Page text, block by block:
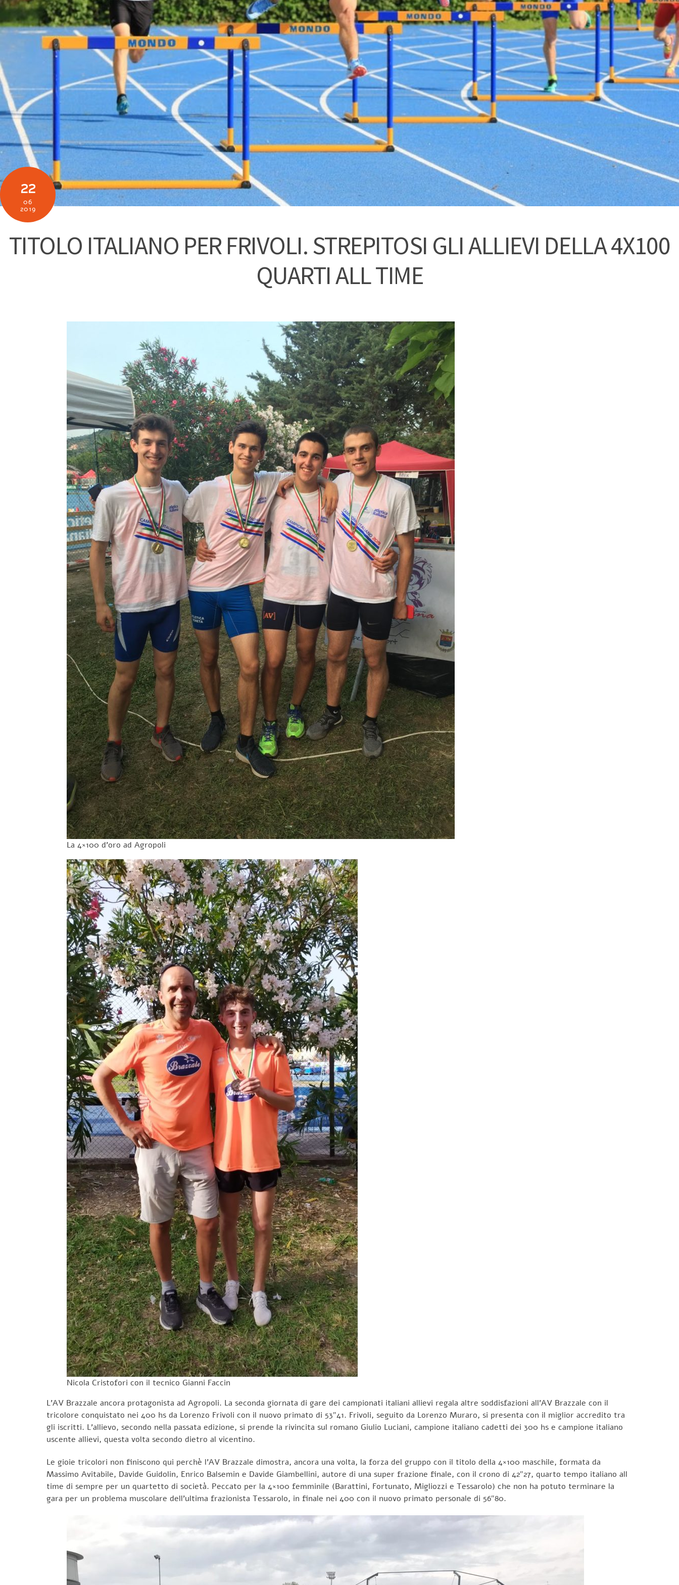
22
06
2019
TITOLO ITALIANO PER FRIVOLI. STREPITOSI GLI ALLIEVI DELLA 4X100
QUARTI ALL TIME
La 4×100 d’oro ad Agropoli
Nicola Cristofori con il tecnico Gianni Faccin
L’AV Brazzale ancora protagonista ad Agropoli. La seconda giornata di gare dei campionati italiani allievi regala altre soddisfazioni all’AV Brazzale con il
tricolore conquistato nei 400 hs da Lorenzo Frivoli con il nuovo primato di 53″41. Frivoli, seguito da Lorenzo Muraro, si presenta con il miglior accredito tra
gli iscritti. L’allievo, secondo nella passata edizione, si prende la rivincita sul romano Giulio Luciani, campione italiano cadetti dei 300 hs e campione italiano
uscente allievi, questa volta secondo dietro al vicentino.
Le gioie tricolori non finiscono qui perchè l’AV Brazzale dimostra, ancora una volta, la forza del gruppo con il titolo della 4×100 maschile, formata da
Massimo Avitabile, Davide Guidolin, Enrico Balsemin e Davide Giambellini, autore di una super frazione finale, con il crono di 42″27, quarto tempo italiano all
time di sempre per un quartetto di società. Peccato per la 4×100 femminile (Barattini, Fortunato, Migliozzi e Tessarolo) che non ha potuto terminare la
gara per un problema muscolare dell’ultima frazionista Tessarolo, in finale nei 400 con il nuovo primato personale di 56″80.